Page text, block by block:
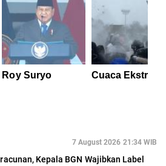
Roy Suryo Cuaca Ekstrem
7 August 2026 21:34 WIB
Kepala BGN Wajibkan Label